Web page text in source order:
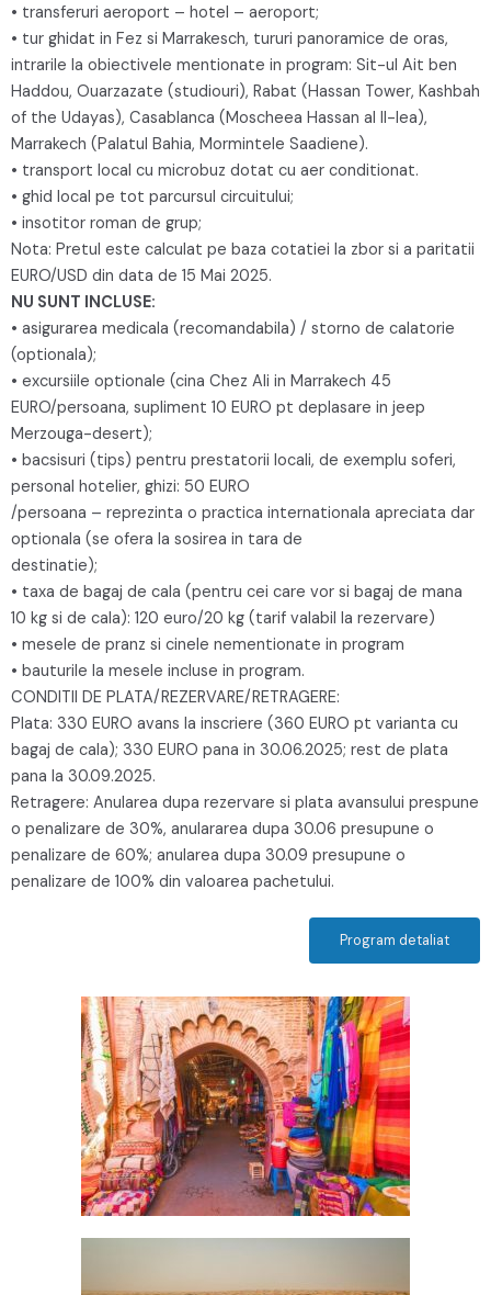
• transferuri aeroport – hotel – aeroport;
• tur ghidat in Fez si Marrakesch, tururi panoramice de oras,
intrarile la obiectivele mentionate in program: Sit-ul Ait ben
Haddou, Ouarzazate (studiouri), Rabat (Hassan Tower, Kashbah
of the Udayas), Casablanca (Moscheea Hassan al II-lea),
Marrakech (Palatul Bahia, Mormintele Saadiene).
• transport local cu microbuz dotat cu aer conditionat.
• ghid local pe tot parcursul circuitului;
• insotitor roman de grup;
Nota: Pretul este calculat pe baza cotatiei la zbor si a paritatii
EURO/USD din data de 15 Mai 2025.
NU SUNT INCLUSE:
• asigurarea medicala (recomandabila) / storno de calatorie
(optionala);
• excursiile optionale (cina Chez Ali in Marrakech 45
EURO/persoana, supliment 10 EURO pt deplasare in jeep
Merzouga-desert);
• bacsisuri (tips) pentru prestatorii locali, de exemplu soferi,
personal hotelier, ghizi: 50 EURO
/persoana – reprezinta o practica internationala apreciata dar
optionala (se ofera la sosirea in tara de
destinatie);
• taxa de bagaj de cala (pentru cei care vor si bagaj de mana
10 kg si de cala): 120 euro/20 kg (tarif valabil la rezervare)
• mesele de pranz si cinele nementionate in program
• bauturile la mesele incluse in program.
CONDITII DE PLATA/REZERVARE/RETRAGERE:
Plata: 330 EURO avans la inscriere (360 EURO pt varianta cu
bagaj de cala); 330 EURO pana in 30.06.2025; rest de plata
pana la 30.09.2025.
Retragere: Anularea dupa rezervare si plata avansului prespune
o penalizare de 30%, anulararea dupa 30.06 presupune o
penalizare de 60%; anularea dupa 30.09 presupune o
penalizare de 100% din valoarea pachetului.
Program detaliat